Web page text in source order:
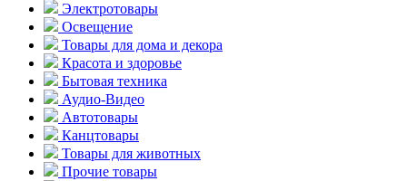
Электротовары
Освещение
Товары для дома и декора
Красота и здоровье
Бытовая техника
Аудио-Видео
Автотовары
Канцтовары
Товары для животных
Прочие товары